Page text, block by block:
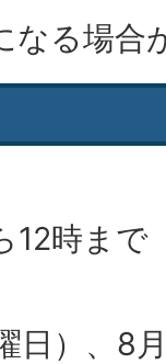
なる場合
12時まで
日）、8